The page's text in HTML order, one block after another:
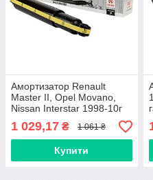
Амортизатор Renault
Master II, Opel Movano,
Nissan Interstar 1998-10г
HA30361
1 029,17 ₴ 1 061 ₴
Купити